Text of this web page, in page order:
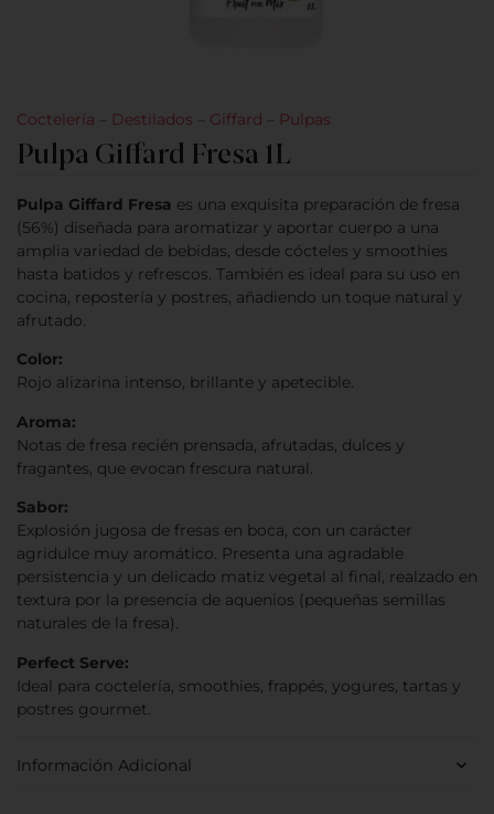
Coctelería Destilados Giffard Pulpas
Pulpa Giffard Fresa 1L
Pulpa Giffard Fresa es una exquisita preparación de fresa
(56%) diseñada para aromatizar y aportar cuerpo a una
amplia variedad de bebidas, desde cócteles y smoothies
hasta batidos y refrescos. También es ideal para su uso en
cocina, repostería y postres, añadiendo un toque natural y
afrutado.
Color:
Rojo alizarina intenso, brillante y apetecible.
Aroma:
Notas de fresa recién prensada, afrutadas, dulces y
fragantes, que evocan frescura natural.
Sabor:
Explosión jugosa de fresas en boca, con un carácter
agridulce muy aromático. Presenta una agradable
persistencia y un delicado matiz vegetal al final, realzado en
textura por la presencia de aquenios (pequeñas semillas
naturales de la fresa).
Perfect Serve:
Ideal para coctelería, smoothies, frappés, yogures, tartas y
postres gourmet.
Información Adicional